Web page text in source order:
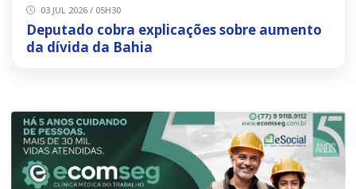
03 JUL 2026 / 05H30
Deputado cobra explicações sobre aumento
da dívida da Bahia